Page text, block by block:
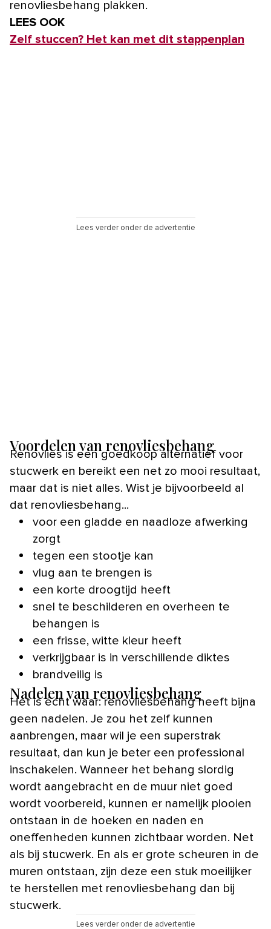
renovliesbehang plakken.
LEES OOK
Zelf stuccen? Het kan met dit stappenplan
Lees verder onder de advertentie
Voordelen van renovliesbehang
Renovlies is een goedkoop alternatief voor
stucwerk en bereikt een net zo mooi resultaat,
maar dat is niet alles. Wist je bijvoorbeeld al
dat renovliesbehang...
voor een gladde en naadloze afwerking
zorgt
tegen een stootje kan
vlug aan te brengen is
een korte droogtijd heeft
snel te beschilderen en overheen te
behangen is
een frisse, witte kleur heeft
verkrijgbaar is in verschillende diktes
brandveilig is
Nadelen van renovliesbehang
Het is écht waar: renovliesbehang heeft bijna
geen nadelen. Je zou het zelf kunnen
aanbrengen, maar wil je een superstrak
resultaat, dan kun je beter een professional
inschakelen. Wanneer het behang slordig
wordt aangebracht en de muur niet goed
wordt voorbereid, kunnen er namelijk plooien
ontstaan in de hoeken en naden en
oneffenheden kunnen zichtbaar worden. Net
als bij stucwerk. En als er grote scheuren in de
muren ontstaan, zijn deze een stuk moeilijker
te herstellen met renovliesbehang dan bij
stucwerk.
Lees verder onder de advertentie